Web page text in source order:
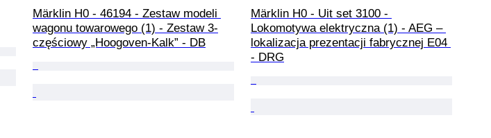
Märklin H0 - 46194 - Zestaw modeli
wagonu towarowego (1) - Zestaw 3-
częściowy „Hoogoven-Kalk” - DB
Märklin H0 - Uit set 3100 -
Lokomotywa elektryczna (1) - AEG –
lokalizacja prezentacji fabrycznej E04
- DRG